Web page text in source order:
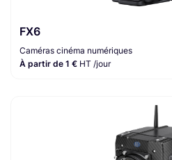
FX6
Caméras cinéma numériques
À partir de 1 € HT /jour